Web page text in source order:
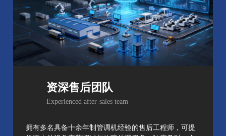
资深售后团队
Experienced after-sales team
拥有多名具备十余年制管调机经验的售后工程师，可提